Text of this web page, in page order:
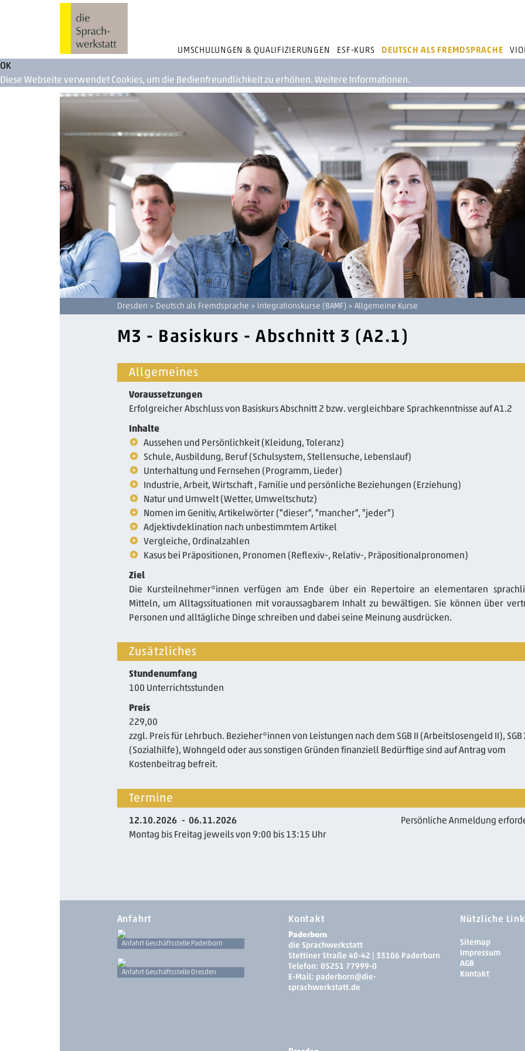
OK
Diese Webseite verwendet Cookies, um die Bedienfreundlichkeit zu erhöhen. Weitere Informationen.
UMSCHULUNGEN & QUALIFIZIERUNGEN ESF-KURS DEUTSCH ALS FREMDSPRACHE
Dresden > Deutsch als Fremdsprache > Integrationskurse (BAMF) > Allgemeine Kurse
M3 - Basiskurs - Abschnitt 3 (A2.1)
Allgemeines
Voraussetzungen
Erfolgreicher Abschluss von Basiskurs Abschnitt 2 bzw. vergleichbare Sprachkenntnisse auf A1.2
Inhalte
Aussehen und Persönlichkeit (Kleidung, Toleranz)
Schule, Ausbildung, Beruf (Schulsystem, Stellensuche, Lebenslauf)
Unterhaltung und Fernsehen (Programm, Lieder)
Industrie, Arbeit, Wirtschaft , Familie und persönliche Beziehungen (Erziehung)
Natur und Umwelt (Wetter, Umweltschutz)
Nomen im Genitiv, Artikelwörter ("dieser", "mancher", "jeder")
Adjektivdeklination nach unbestimmtem Artikel
Vergleiche, Ordinalzahlen
Kasus bei Präpositionen, Pronomen (Reflexiv-, Relativ-, Präpositionalpronomen)
Ziel
Die Kursteilnehmer*innen verfügen am Ende über ein Repertoire an elementaren
Mitteln, um Alltagssituationen mit voraussagbarem Inhalt zu bewältigen. Sie können über
Personen und alltägliche Dinge schreiben und dabei seine Meinung ausdrücken.
Zusätzliches
Stundenumfang
100 Unterrichtsstunden
Preis
229,00
zzgl. Preis für Lehrbuch. Bezieher*innen von Leistungen nach dem SGB II (Arbeitslosengeld II), SGB
(Sozialhilfe), Wohngeld oder aus sonstigen Gründen finanziell Bedürftige sind auf Antrag vom
Kostenbeitrag befreit.
Termine
12.10.2026 06.11.2026
Persönliche Anmeldung
Montag bis Freitag jeweils von 9:00 bis 13:15 Uhr
Anfahrt
Anfahrt Geschäftsstelle Paderborn
Anfahrt Geschäftsstelle Dresden
Kontakt
Paderborn
die Sprachwerkstatt
Stettiner Straße 40-42 | 33106 Paderborn
Telefon: 05251 77999-0
E-Mail: paderborn@die-
sprachwerkstatt.de
Nützliche
Sitemap
Impressum
AGB
Kontakt